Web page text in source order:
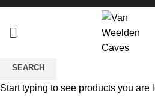
SEARCH
Start typing to see products you are